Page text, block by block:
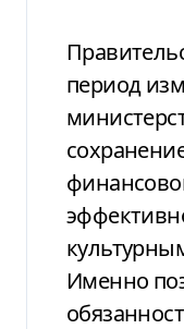
Правительство отмечает, что в
период
Именно